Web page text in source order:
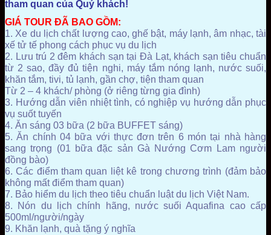
tham quan của Quý khách!
GIÁ TOUR ĐÃ BAO GỒM:
1. Xe du lịch chất lượng cao, ghế bật, máy lạnh, âm nhạc, tài
xế tử tế phong cách phục vụ du lịch
2. Lưu trú 2 đêm khách sạn tại Đà Lạt, khách sạn tiêu chuẩn
từ 2 sao, đầy đủ tiện nghi, máy tắm nóng lạnh, nước suối,
khăn tắm, tivi, tủ lạnh, gần chợ, tiện tham quan
Từ 2 – 4 khách/ phòng (ở riêng từng gia đình)
3. Hướng dẫn viên nhiệt tình, có nghiệp vụ hướng dẫn phục
vụ suốt tuyến
4. Ăn sáng 03 bữa (2 bữa BUFFET sáng)
5. Ăn chính 04 bữa với thực đơn trên 6 món tại nhà hàng
sang trọng (01 bữa đặc sản Gà Nướng Cơm Lam người
đồng bào)
6. Các điểm tham quan liệt kê trong chương trình (đảm bảo
không mất điểm tham quan)
7. Bảo hiểm du lịch theo tiêu chuẩn luật du lịch Việt Nam.
8. Nón du lịch chính hãng, nước suối Aquafina cao cấp
500ml/người/ngày
9. Khăn lạnh, quà tặng ý nghĩa